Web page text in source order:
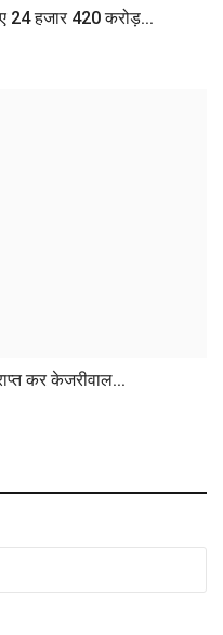
24 हजार 420 करोड़...
कर केजरीवाल...